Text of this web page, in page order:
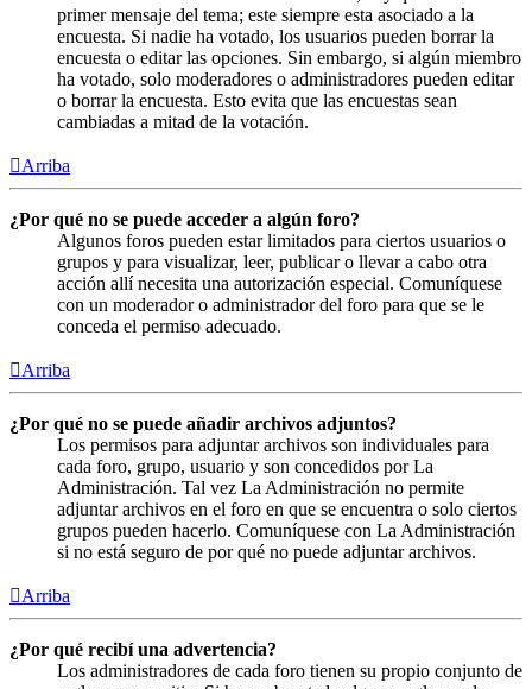
primer mensaje del tema; este siempre esta asociado a la
encuesta. Si nadie ha votado, los usuarios pueden borrar la
encuesta o editar las opciones. Sin embargo, si algún miembro
ha votado, solo moderadores o administradores pueden editar
o borrar la encuesta. Esto evita que las encuestas sean
cambiadas a mitad de la votación.
Arriba
¿Por qué no se puede acceder a algún foro?
Algunos foros pueden estar limitados para ciertos usuarios o
grupos y para visualizar, leer, publicar o llevar a cabo otra
acción allí necesita una autorización especial. Comuníquese
con un moderador o administrador del foro para que se le
conceda el permiso adecuado.
Arriba
¿Por qué no se puede añadir archivos adjuntos?
Los permisos para adjuntar archivos son individuales para
cada foro, grupo, usuario y son concedidos por La
Administración. Tal vez La Administración no permite
adjuntar archivos en el foro en que se encuentra o solo ciertos
grupos pueden hacerlo. Comuníquese con La Administración
si no está seguro de por qué no puede adjuntar archivos.
Arriba
¿Por qué recibí una advertencia?
Los administradores de cada foro tienen su propio conjunto de